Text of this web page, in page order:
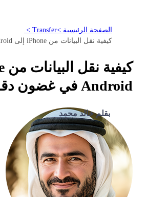
الصفحة الرئيسية >Transfer >
كيفية نقل البيانات من iPhone إلى Android في غضون دقائق
Android في غضون دقائق
بقلم خالد محمد